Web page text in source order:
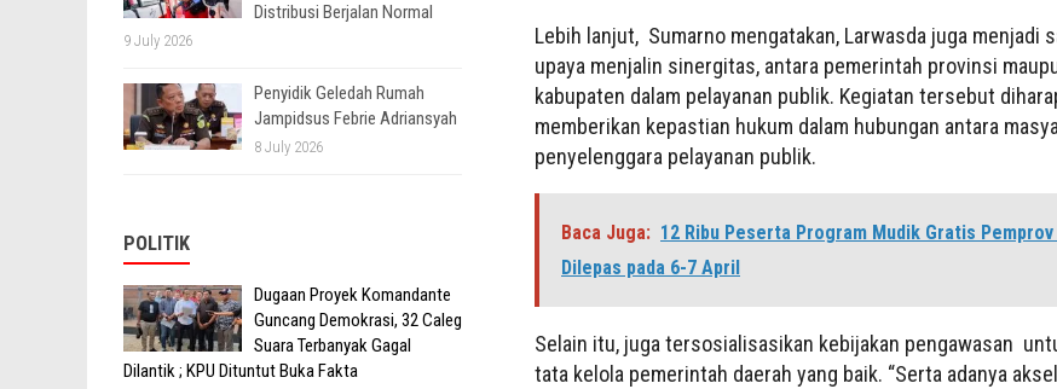
Lebih lanjut, Sumarno mengatakan, Larwasda juga menjadi
upaya menjalin sinergitas, antara pemerintah provinsi
kabupaten dalam pelayanan publik. Kegiatan tersebut
memberikan kepastian hukum dalam hubungan antara
penyelenggara pelayanan publik.
Baca Juga: 12 Ribu Peserta Program Mudik Gratis
Dilepas pada 6-7 April
Selain itu, juga tersosialisasikan kebijakan pengawasan
tata kelola pemerintah daerah yang baik. “Serta adanya
Distribusi Berjalan Normal
9 July 2026
Penyidik Geledah Rumah
Jampidsus Febrie Adriansyah
8 July 2026
POLITIK
Dugaan Proyek Komandante
Guncang Demokrasi, 32 Caleg
Suara Terbanyak Gagal
Dilantik ; KPU Dituntut Buka Fakta